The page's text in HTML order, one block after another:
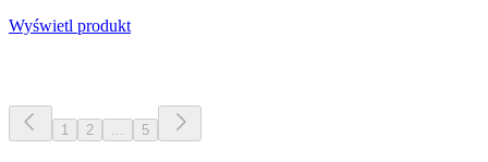
Wyświetl produkt
1 2 ... 5